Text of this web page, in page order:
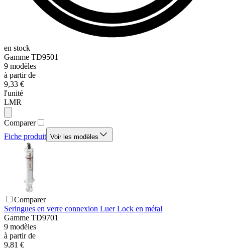
en stock
Gamme TD9501
9 modèles
à partir de
9,33 €
l'unité
LMR
Comparer
Fiche produit Voir les modèles
Comparer
Seringues en verre connexion Luer Lock en métal
Gamme TD9701
9 modèles
à partir de
9,81 €